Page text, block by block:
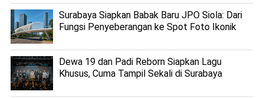
Surabaya Siapkan Babak Baru JPO Siola: Dari
Fungsi Penyeberangan ke Spot Foto Ikonik
Dewa 19 dan Padi Reborn Siapkan Lagu
Khusus, Cuma Tampil Sekali di Surabaya